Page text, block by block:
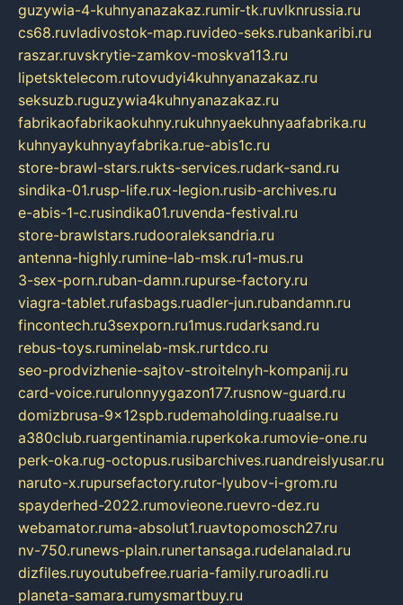
guzywia-4-kuhnyanazakaz.rumir-tk.ruvlknrussia.ru
cs68.ruvladivostok-map.ruvideo-seks.rubankaribi.ru
raszar.ruvskrytie-zamkov-moskva113.ru
lipetsktelecom.rutovudyi4kuhnyanazakaz.ru
seksuzb.ruguzywia4kuhnyanazakaz.ru
fabrikaofabrikaokuhny.rukuhnyaekuhnyaafabrika.ru
kuhnyaykuhnyayfabrika.rue-abis1c.ru
store-brawl-stars.rukts-services.rudark-sand.ru
sindika-01.rusp-life.rux-legion.rusib-archives.ru
e-abis-1-c.rusindika01.ruvenda-festival.ru
store-brawlstars.rudooraleksandria.ru
antenna-highly.rumine-lab-msk.ru1-mus.ru
3-sex-porn.ruban-damn.rupurse-factory.ru
viagra-tablet.rufasbags.ruadler-jun.rubandamn.ru
fincontech.ru3sexporn.ru1mus.rudarksand.ru
rebus-toys.ruminelab-msk.rurtdco.ru
seo-prodvizhenie-sajtov-stroitelnyh-kompanij.ru
card-voice.rurulonnyygazon177.rusnow-guard.ru
domizbrusa-9x12spb.rudemaholding.ruaalse.ru
a380club.ruargentinamia.ruperkoka.rumovie-one.ru
perk-oka.rug-octopus.rusibarchives.ruandreislyusar.ru
naruto-x.rupursefactory.rutor-lyubov-i-grom.ru
spayderhed-2022.rumovieone.ruevro-dez.ru
webamator.ruma-absolut1.ruavtopomosch27.ru
nv-750.runews-plain.runertansaga.rudelanalad.ru
dizfiles.ruyoutubefree.ruaria-family.ruroadli.ru
planeta-samara.rumysmartbuy.ru